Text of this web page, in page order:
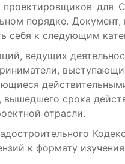
для
порядке.
себя к следующим
ведущих
вышедшего срока
отрасли.
к формату